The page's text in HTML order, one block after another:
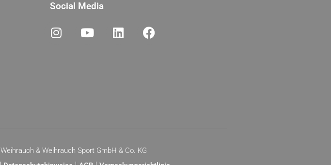
Social Media
Weihrauch & Weihrauch Sport GmbH & Co. KG